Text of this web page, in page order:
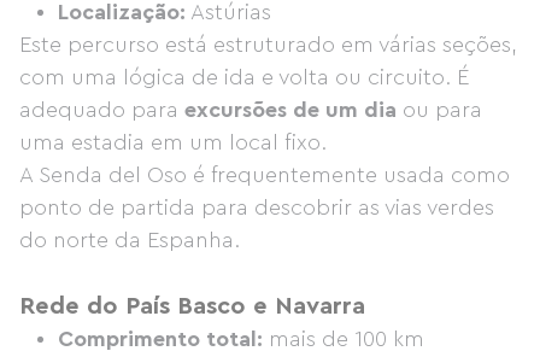
Localização: Astúrias
Este percurso está estruturado em várias seções,
com uma lógica de ida e volta ou circuito. É
adequado para excursões de um dia ou para
uma estadia em um local fixo.
A Senda del Oso é frequentemente usada como
ponto de partida para descobrir as vias verdes
do norte da Espanha.
Rede do País Basco e Navarra
Comprimento total: mais de 100 km